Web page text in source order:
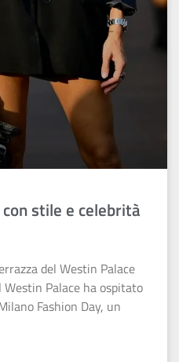
stile e celebrità
del Westin Palace
Palace ha ospitato
Fashion Day, un